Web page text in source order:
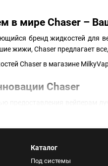
в мире Chaser –
бренд жидкостей для
жижи, Chaser предлагает
Chaser
предоставления вейперам
продукции Chaser
широкий выбор линеек
Каталог
Под системы